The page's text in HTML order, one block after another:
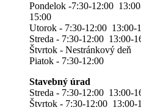
Pondelok -7:30-12:00
15:00
Utorok - 7:30-12:00 13:00-
Streda - 7:30-12:00 13:00-
Štvrtok - Nestránkový deň
Piatok - 7:30-12:00
Stavebný úrad
Streda - 7:30-12:00 13:00-
Štvrtok - 7:30-12:00 13:00-